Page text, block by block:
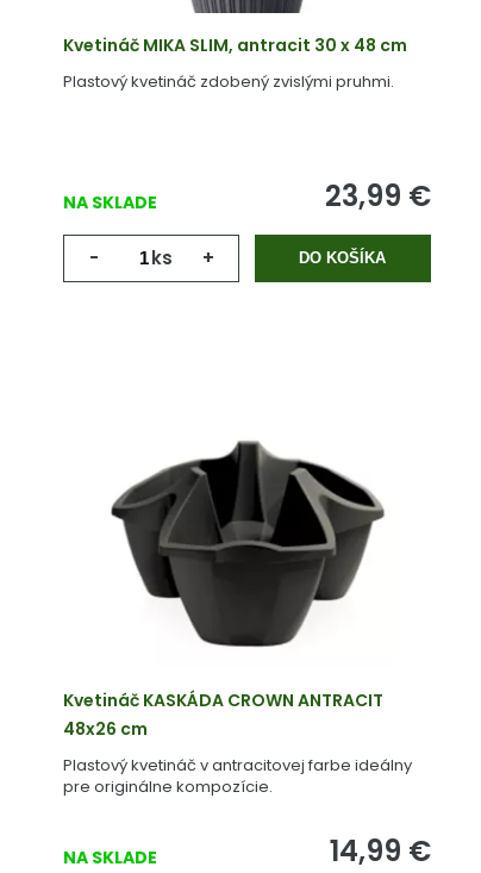
Kvetináč MIKA SLIM, antracit 30 x 48 cm
Plastový kvetináč zdobený zvislými pruhmi.
NA SKLADE 23,99 €
- ks + DO KOŠÍKA
Kvetináč KASKÁDA CROWN ANTRACIT
48x26 cm
Plastový kvetináč v antracitovej farbe ideálny
pre originálne kompozície.
NA SKLADE 14,99 €